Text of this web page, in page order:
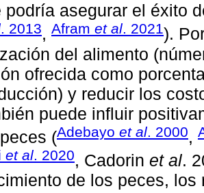
podría asegurar el éxito
. 2013, Afram et al. 2021).
del alimento
ofrecida como
y reducir los
puede influir
(Adebayo et al. 2000,
et al. 2020, Cadorin et al.
de los peces,